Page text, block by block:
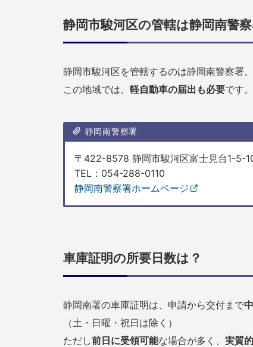
静岡市駿河区の管轄は静岡南警
静岡市駿河区を管轄するのは静岡南警察署。
この地域では、 軽自動車の届出も必要です。
静岡南警察署
〒422-8578 静岡市駿河区富士見台1-5-
TEL：054-288-0110
静岡南警察署ホームページ
車庫証明の所要日数は？
静岡南署の車庫証明は、申請から交付まで
（土・日曜・祝日は除く）
ただし前日に受領可能な場合が多く、 実質